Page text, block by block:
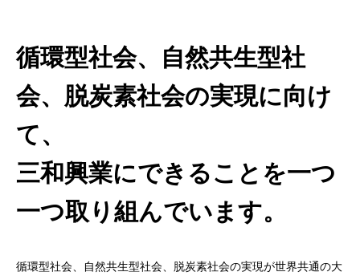
循環型社会、自然共生型社
会、脱炭素社会の実現に向け
て、
三和興業にできることを一つ
一つ取り組んでいます。
循環型社会、自然共生型社会、脱炭素社会の実現が世界共通の大